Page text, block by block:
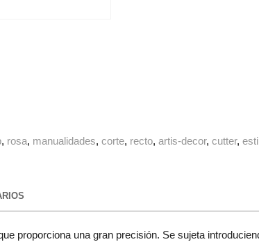
rosa manualidades corte recto artis-decor cutter
proporciona una gran precisión. Se sujeta